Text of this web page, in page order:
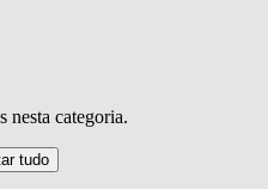
nesta categoria.
tudo